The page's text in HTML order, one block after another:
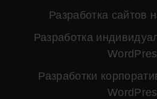
Разработка сайтов
Разработка
Разработки